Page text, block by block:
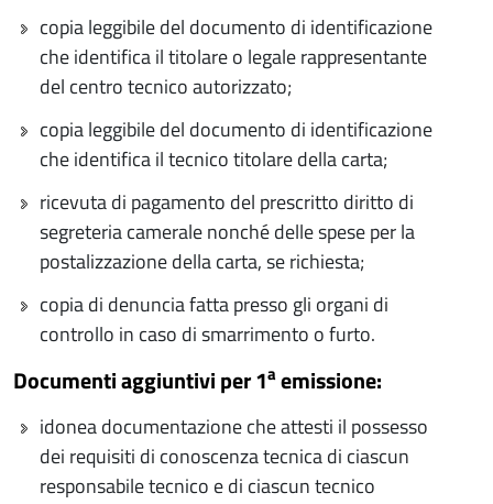
copia leggibile del documento di identificazione
che identifica il titolare o legale rappresentante
del centro tecnico autorizzato;
copia leggibile del documento di identificazione
che identifica il tecnico titolare della carta;
ricevuta di pagamento del prescritto diritto di
segreteria camerale nonché delle spese per la
postalizzazione della carta, se richiesta;
copia di denuncia fatta presso gli organi di
controllo in caso di smarrimento o furto.
Documenti aggiuntivi per 1aemissione:
idonea documentazione che attesti il possesso
dei requisiti di conoscenza tecnica di ciascun
responsabile tecnico e di ciascun tecnico